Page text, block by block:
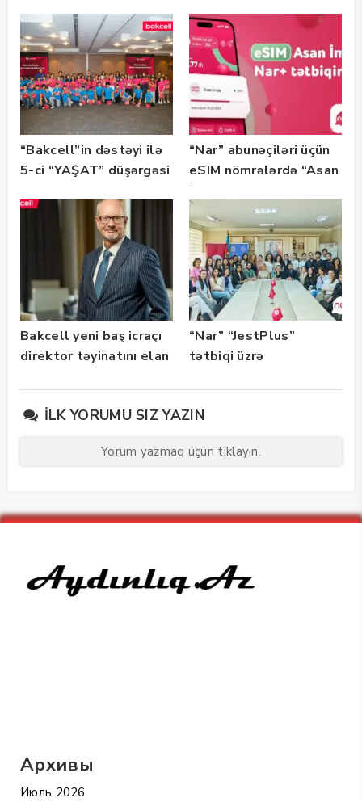
Bootcamp” başladı
“Bakcell”in dəstəyi ilə
5-ci “YAŞAT” düşərgəsi
“Nar” abunəçiləri üçün
eSIM nömrələrdə “Asan
istifadəyə verildi
Bakcell yeni baş icraçı
direktor təyinatını elan
“Nar” “JestPlus”
tətbiqi üzrə
İLK YORUMU SIZ YAZIN
Yorum yazmaq üçün tıklayın.
Архивы
Июль 2026